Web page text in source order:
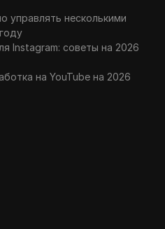
управлять несколькими
Instagram: советы на 2026
на YouTube на 2026